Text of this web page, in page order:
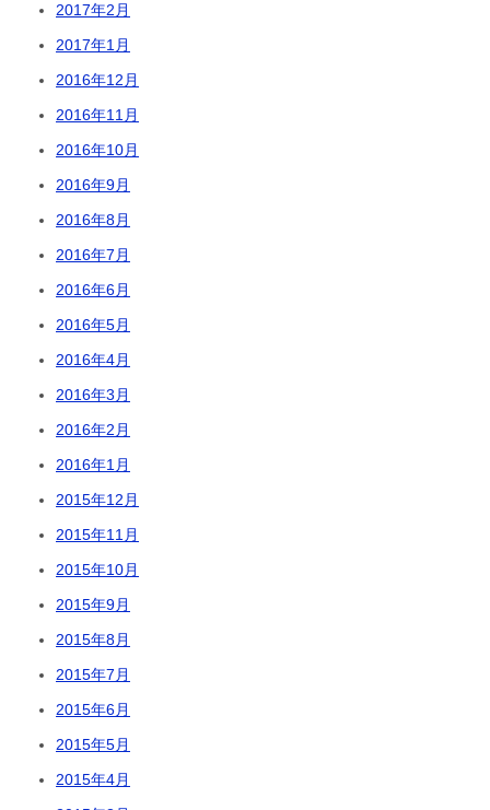
2017年2月
2017年1月
2016年12月
2016年11月
2016年10月
2016年9月
2016年8月
2016年7月
2016年6月
2016年5月
2016年4月
2016年3月
2016年2月
2016年1月
2015年12月
2015年11月
2015年10月
2015年9月
2015年8月
2015年7月
2015年6月
2015年5月
2015年4月